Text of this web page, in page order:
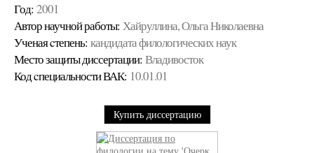
Год: 2001
Автор научной работы: Хайруллина, Ольга Николаевна
Ученая cтепень: кандидата филологических наук
Место защиты диссертации: Владивосток
Код cпециальности ВАК: 10.01.01
Купить диссертацию